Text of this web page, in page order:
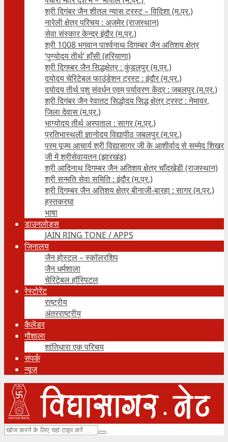
श्री दिगंबर जैन शीतल न्यास ट्रस्ट – विदिशा (म.प्र.)
नारेली क्षेत्र परिचय : अजमेर (राजस्थान)
सेवा संस्कार केन्द्र इंदौर (म.प्र.)
श्री 1008 भगवान पार्श्वनाथ दिगम्बर जैन अतिशय क्षे‍त्र
‘पुण्योदय तीर्थ’ हाँसी (हरियाणा)
श्री दिगम्बर जैन सिद्धक्षेत्र : कुंडलपुर (म.प्र.)
दयोदय चेरिटेबल फाउंडेशन ट्रस्ट : इंदौर (म.प्र.)
दयोदय तीर्थ पशु संवर्धन एवम्‌ पर्यावरण केंद्र : जबलपुर (म.प्र.)
श्री दिगंबर जैन रेवातट सिद्धोदय सिद्ध क्षेत्र ट्रस्ट : नेमावर,
जिला देवास (म.प्र.)
भाग्योदय तीर्थ अस्पताल : सागर (म.प्र.)
प्रतिभास्थली ज्ञानोदय विद्यापीठ जबलपुर (म.प्र.)
परम पूज्य आचार्य श्री विद्यासागर जी के आशीर्वाद से सम्मेद शिखर
जी में श्रीसेवायतन (झारखंड)
श्री आदिनाथ दिगम्बर जैन अतिशय क्षेत्र चाँदखेडी (राजस्थान)
श्री सन्मति सेवा समिति : इंदौर (म.प्र.)
श्री दिगम्बर जैन अतिशय क्षेत्र बीनाजी-बारहा : सागर (म.प्र.)
हस्तकरघा
भाषा
डाउनलोड्स
JAIN RING TONE / APPS
जिनालय
जैन होस्टल – स्कॉलरशिप
जैन धर्मशाला
चेरिटेबल हॉस्पिटल
रेस्टोरेंट
राष्ट्रीय
अंतरराष्ट्रीय
कैलेंडर
गौशाला
शांतिधारा एक परिचय
संपर्क
न्यूज़